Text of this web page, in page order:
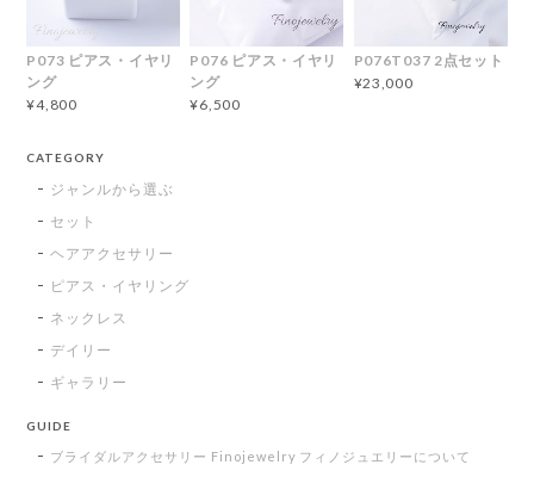
P073 ピアス・イヤリ
ング
¥4,800
P076 ピアス・イヤリ
ング
¥6,500
P076T037 2点セット
¥23,000
CATEGORY
ジャンルから選ぶ
セット
ヘアアクセサリー
ピアス・イヤリング
ネックレス
デイリー
ギャラリー
GUIDE
ブライダルアクセサリー Finojewelry フィノジュエリーについて